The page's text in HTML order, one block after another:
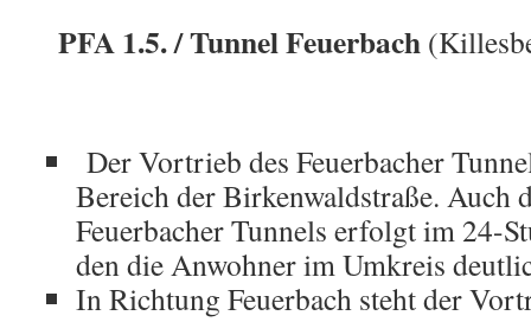
PFA 1.5. / Tunnel Feuerbach
Der Vortrieb des Feuerbacher
Bereich der Birkenwaldstraße. Auch
Feuerbacher Tunnels erfolgt im 24-
den die Anwohner im Umkreis
In Richtung Feuerbach steht der